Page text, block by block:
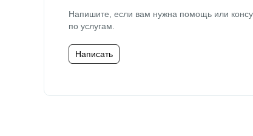
Напишите, если вам нужна помощь или
по услугам.
Написать